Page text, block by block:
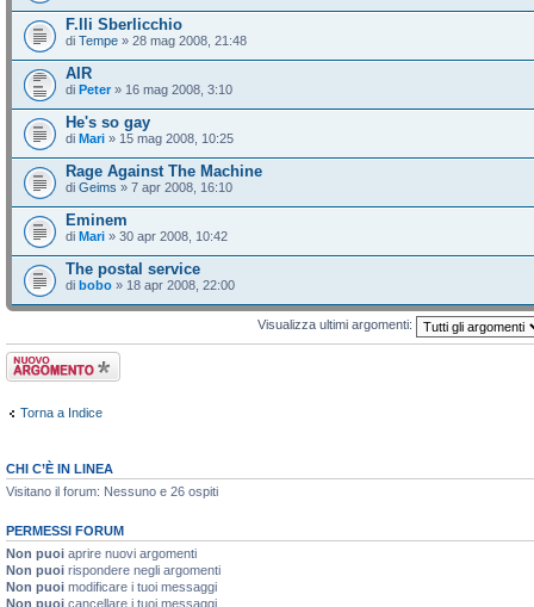
F.lli Sberlicchio
di Tempe » 28 mag 2008, 21:48
AIR
di Peter » 16 mag 2008, 3:10
He's so gay
di Mari » 15 mag 2008, 10:25
Rage Against The Machine
di Geims » 7 apr 2008, 16:10
Eminem
di Mari » 30 apr 2008, 10:42
The postal service
di bobo » 18 apr 2008, 22:00
Visualizza ultimi argomenti:
Scrivi un nuovo
argomento
Torna a Indice
CHI C’È IN LINEA
Visitano il forum: Nessuno e 26 ospiti
PERMESSI FORUM
Non puoi aprire nuovi argomenti
Non puoi rispondere negli argomenti
Non puoi modificare i tuoi messaggi
Non puoi cancellare i tuoi messaggi